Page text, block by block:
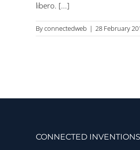
libero. [...]
Byconnectedweb | 28 February
CONNECTED